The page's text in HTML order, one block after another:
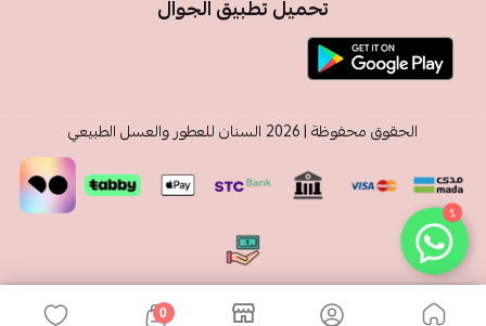
تحميل تطبيق الجوال
الحقوق محفوظة | 2026 السنان للعطور والعسل الطبيعي
1
0